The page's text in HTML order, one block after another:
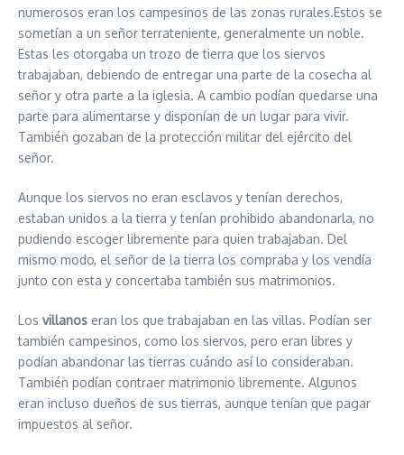
numerosos eran los campesinos de las zonas rurales.Estos se
sometían a un señor terrateniente, generalmente un noble.
Estas les otorgaba un trozo de tierra que los siervos
trabajaban, debiendo de entregar una parte de la cosecha al
señor y otra parte a la iglesia. A cambio podían quedarse una
parte para alimentarse y disponían de un lugar para vivir.
También gozaban de la protección militar del ejército del
señor.
Aunque los siervos no eran esclavos y tenían derechos,
estaban unidos a la tierra y tenían prohibido abandonarla, no
pudiendo escoger libremente para quien trabajaban. Del
mismo modo, el señor de la tierra los compraba y los vendía
junto con esta y concertaba también sus matrimonios.
Los villanos eran los que trabajaban en las villas. Podían ser
también campesinos, como los siervos, pero eran libres y
podían abandonar las tierras cuándo así lo consideraban.
También podían contraer matrimonio libremente. Algunos
eran incluso dueños de sus tierras, aunque tenían que pagar
impuestos al señor.